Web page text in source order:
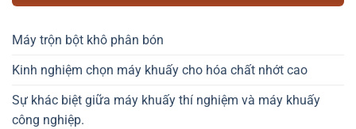
Máy trộn bột khô phân bón
Kinh nghiệm chọn máy khuấy cho hóa chất nhớt cao
Sự khác biệt giữa máy khuấy thí nghiệm và máy khuấy
công nghiệp.